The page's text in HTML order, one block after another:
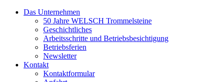
Das Unternehmen
50 Jahre WELSCH Trommelsteine
Geschichtliches
Arbeitsschritte und Betriebsbesichtigung
Betriebsferien
Newsletter
Kontakt
Kontaktformular